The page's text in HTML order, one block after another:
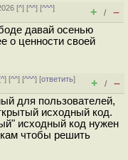
[^] [^^] [^^^]
+ / –
давай осенью
о ценности своей
^] [^^] [^^^] [ответить]
+ / –
для пользователей,
исходный код.
исходный код нужен
чтобы решить